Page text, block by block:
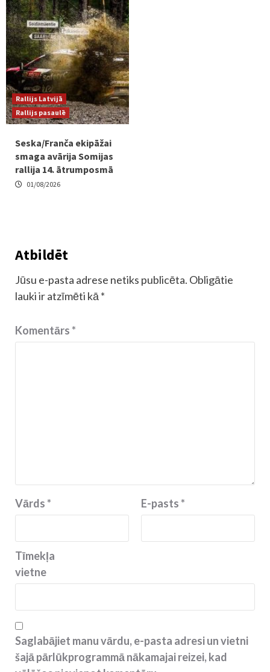
Rallijs Latvijā
Rallijs pasaulē
Seska/Franča ekipāžai
smaga avārija Somijas
rallija 14. ātrumposmā
01/08/2026
Atbildēt
Jūsu e-pasta adrese netiks publicēta. Obligātie
lauki ir atzīmēti kā *
Komentārs*
Vārds* E-pasts*
Tīmekļa
vietne
Saglabājiet manu vārdu, e-pasta adresi un vietni
šajā pārlūkprogrammā nākamajai reizei, kad